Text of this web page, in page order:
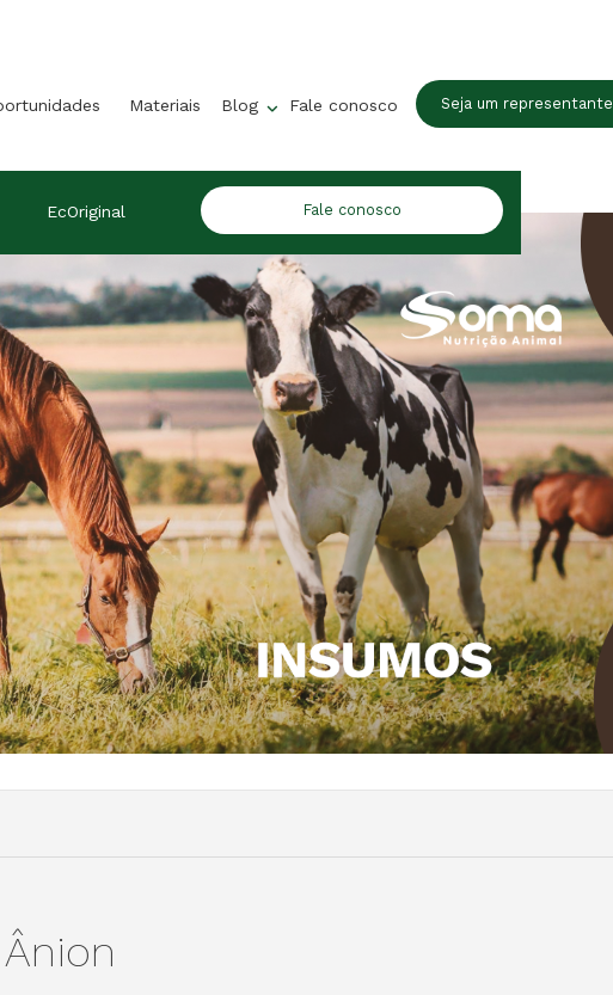
Materiais Blog Fale conosco Seja um representante
EcOriginal Fale conosco